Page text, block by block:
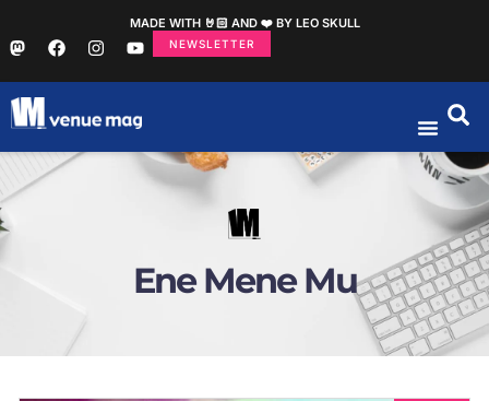
MADE WITH 🤘🏻 AND ❤️ BY LEO SKULL
NEWSLETTER
Ene Mene Mu